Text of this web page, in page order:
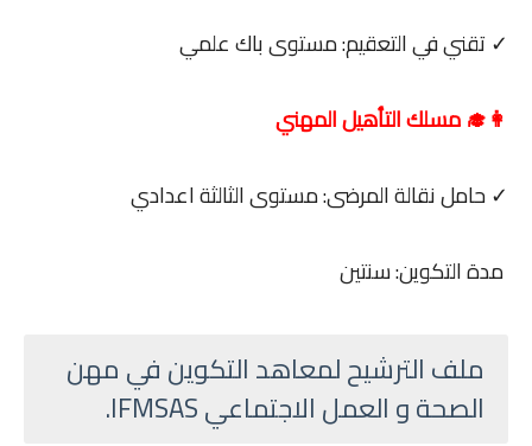
✓ تقني في التعقيم: مستوى باك علمي
👩‍🎓 مسلك التأهيل المهني
✓ حامل نقالة المرضى: مستوى الثالثة اعدادي
مدة التكوين: سنتين
ملف الترشيح لمعاهد التكوين في مهن
الصحة و العمل الاجتماعي IFMSAS.